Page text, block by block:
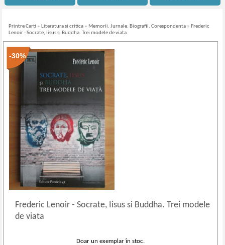
Printre Carti » Literatura si critica » Memorii. Jurnale. Biografii. Corespondenta » Frederic
Lenoir - Socrate, Iisus si Buddha. Trei modele de viata
-30%
Frederic Lenoir- Socrate, Iisus si Buddha. Trei modele
de viata
Doar un exemplar în stoc.